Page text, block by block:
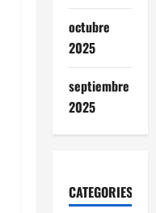
octubre
2025
septiembre
2025
CATEGORIES